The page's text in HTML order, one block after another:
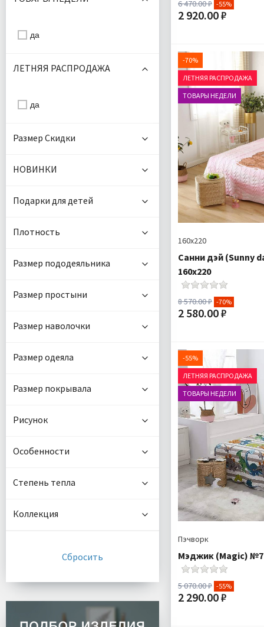
6 470.00 ₽ -55%
2 920.00 ₽
Комплектация:
Доставка:
-70%
ЛЕТНЯЯ РАСПРОДАЖА
ТОВАРЫ НЕДЕЛИ
160х220
Санни дэй (Sunny
160х220
8 570.00 ₽ -70%
2 580.00 ₽
Комплектация:
Доставка:
-55%
ЛЕТНЯЯ РАСПРОДАЖА
ТОВАРЫ НЕДЕЛИ
Пэчворк
Мэджик (Magic) №7
5 070.00 ₽ -55%
2 290.00 ₽
да
ЛЕТНЯЯ РАСПРОДАЖА
да
Размер Скидки
НОВИНКИ
Подарки для детей
Плотность
Размер пододеяльника
Размер простыни
Размер наволочки
Размер одеяла
Размер покрывала
Рисунок
Особенности
Степень тепла
Коллекция